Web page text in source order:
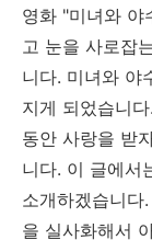
영화 "미녀와 야
고 눈을 사로잡
니다. 미녀와 야
지게 되었습니
동안 사랑을 받
니다. 이 글에서
소개하겠습니
을 실사화해서